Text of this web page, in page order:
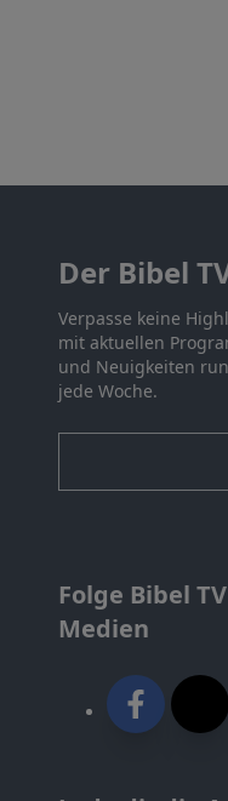
Der Bibel
Verpasse keine
mit aktuellen
und Neuigkeiten
jede Woche.
Folge Bibel
Medien